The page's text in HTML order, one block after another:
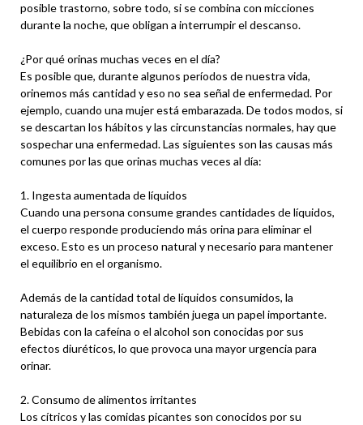
posible trastorno, sobre todo, si se combina con micciones
durante la noche, que obligan a interrumpir el descanso.
¿Por qué orinas muchas veces en el día?
Es posible que, durante algunos períodos de nuestra vida,
orinemos más cantidad y eso no sea señal de enfermedad. Por
ejemplo, cuando una mujer está embarazada. De todos modos, si
se descartan los hábitos y las circunstancias normales, hay que
sospechar una enfermedad. Las siguientes son las causas más
comunes por las que orinas muchas veces al día:
1. Ingesta aumentada de líquidos
Cuando una persona consume grandes cantidades de líquidos,
el cuerpo responde produciendo más orina para eliminar el
exceso. Esto es un proceso natural y necesario para mantener
el equilibrio en el organismo.
Además de la cantidad total de líquidos consumidos, la
naturaleza de los mismos también juega un papel importante.
Bebidas con la cafeína o el alcohol son conocidas por sus
efectos diuréticos, lo que provoca una mayor urgencia para
orinar.
2. Consumo de alimentos irritantes
Los cítricos y las comidas picantes son conocidos por su